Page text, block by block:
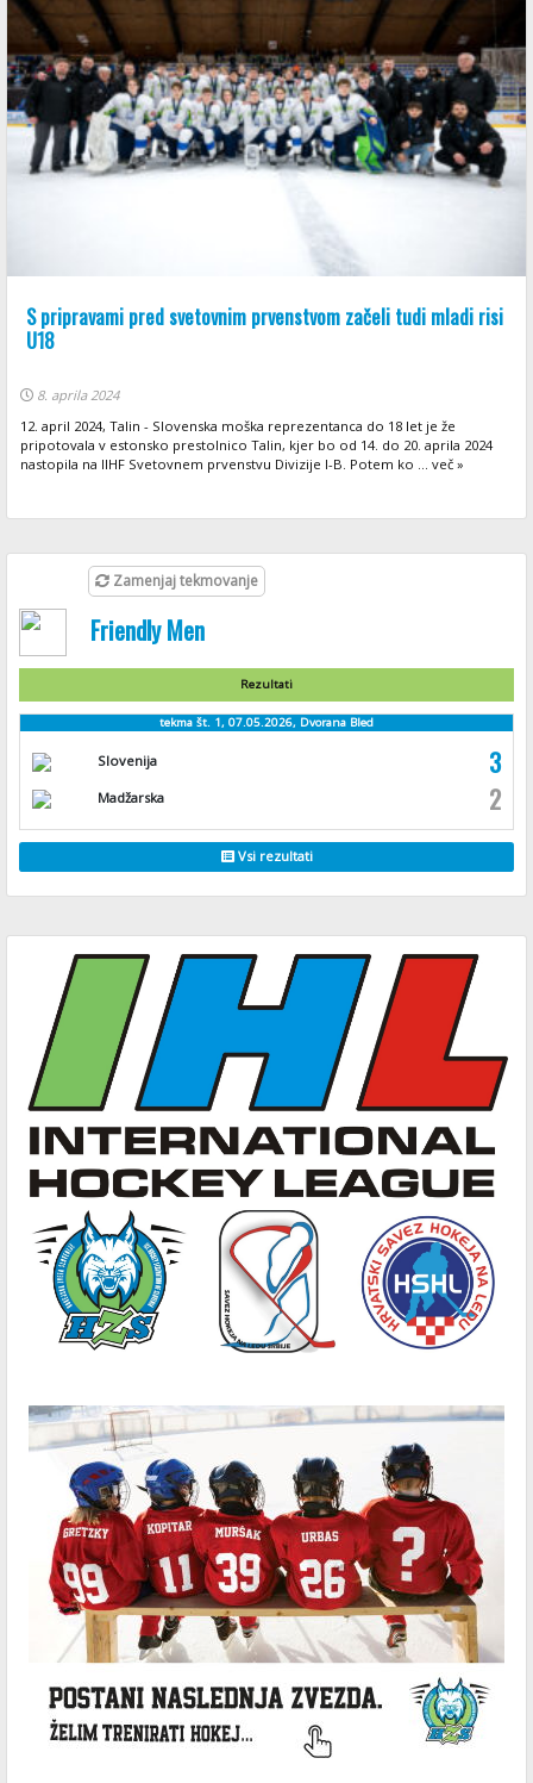
S pripravami pred svetovnim prvenstvom začeli tudi mladi risi
U18
8. aprila 2024
12. april 2024, Talin - Slovenska moška reprezentanca do 18 let je že
pripotovala v estonsko prestolnico Talin, kjer bo od 14. do 20. aprila 2024
nastopila na IIHF Svetovnem prvenstvu Divizije I-B. Potem ko ... več »
Zamenjaj tekmovanje
Friendly Men
Rezultati
tekma št. 1, 07.05.2026, Dvorana Bled
Slovenija 3
Madžarska 2
Vsi rezultati